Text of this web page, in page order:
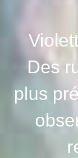
Des
plus